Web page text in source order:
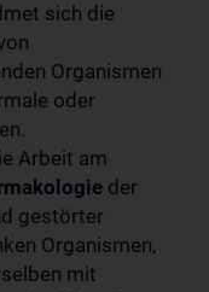
sich die
Organismen
oder
Arbeit am
der
gestörter
Organismen,
mit